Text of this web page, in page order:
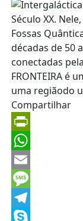
Compartilhar
PrintFriendly
WhatsApp
Email
Message
Telegram